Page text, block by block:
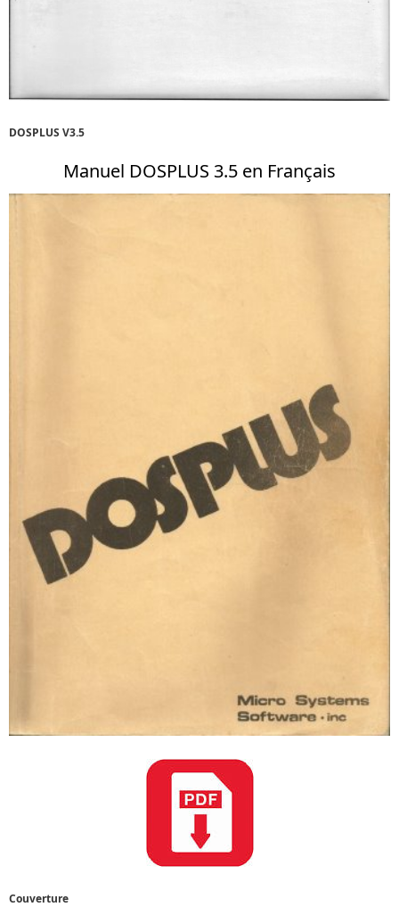
DOSPLUS V3.5
Manuel DOSPLUS 3.5 en Français
Couverture